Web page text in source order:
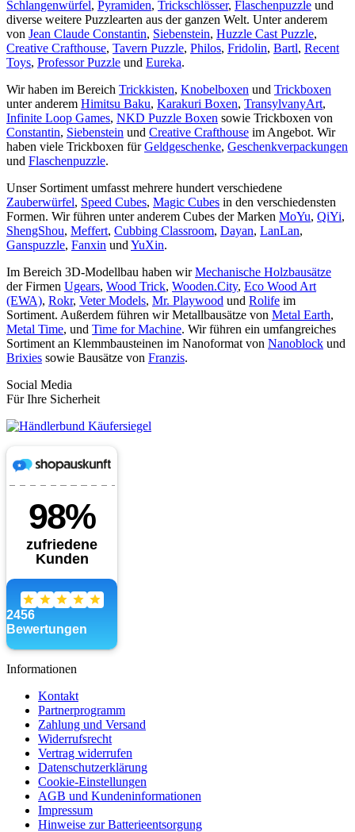
Schlangenwürfel, Pyramiden, Trickschlösser, Flaschenpuzzle und
diverse weitere Puzzlearten aus der ganzen Welt. Unter anderem
von Jean Claude Constantin, Siebenstein, Huzzle Cast Puzzle,
Creative Crafthouse, Tavern Puzzle, Philos, Fridolin, Bartl, Recent
Toys, Professor Puzzle und Eureka.
Wir haben im Bereich Trickkisten, Knobelboxen und Trickboxen
unter anderem Himitsu Baku, Karakuri Boxen, TransylvanyArt,
Infinite Loop Games, NKD Puzzle Boxen sowie Trickboxen von
Constantin, Siebenstein und Creative Crafthouse im Angebot. Wir
haben viele Trickboxen fürGeldgeschenke, Geschenkverpackungen
und Flaschenpuzzle.
Unser Sortiment umfasst mehrere hundert verschiedene
Zauberwürfel, Speed Cubes, Magic Cubes in den verschiedensten
Formen. Wir führen unter anderem Cubes der Marken MoYu, QiYi,
ShengShou, Meffert, Cubbing Classroom, Dayan, LanLan,
Ganspuzzle, Fanxin und YuXin.
Im Bereich 3D-Modellbau haben wirMechanische Holzbausätze
der Firmen Ugears, Wood Trick, Wooden.City, Eco Wood Art
(EWA), Rokr, Veter Models, Mr. Playwood und Rolife im
Sortiment. Außerdem führen wir Metallbausätze von Metal Earth,
Metal Time, und Time for Machine. Wir führen ein umfangreiches
Sortiment an Klemmbausteinen im Nanoformat von Nanoblock und
Brixies sowie Bausätze von Franzis.
Social Media
Für Ihre Sicherheit
Informationen
Kontakt
Partnerprogramm
Zahlung und Versand
Widerrufsrecht
Vertrag widerrufen
Datenschutzerklärung
Cookie-Einstellungen
AGB und Kundeninformationen
Impressum
Hinweise zur Batterieentsorgung